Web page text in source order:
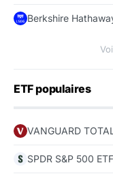
Berkshire
ETF populaires
VANGUARD
SPDR S&P 500